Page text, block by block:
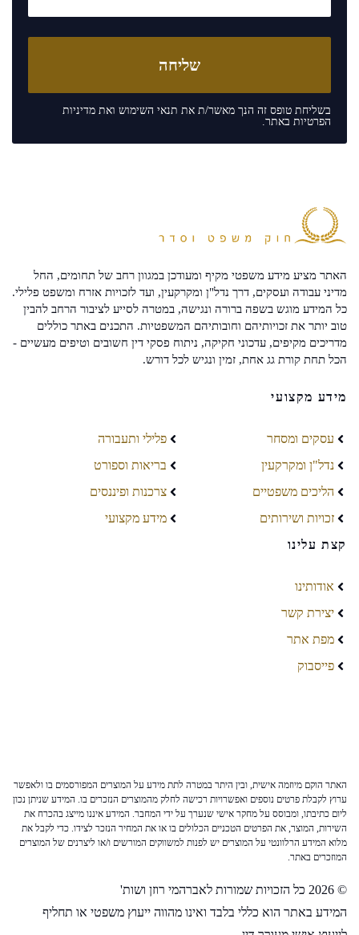
בשליחת טופס זה הנך מאשר/ת את תנאי השימוש ואת מדיניות
הפרטיות באתר.
האתר מציע מידע משפטי מקיף ומעודכן במגוון רחב של תחומים, החל
מדיני עבודה ועסקים, דרך נדל"ן ומקרקעין, ועד לזכויות אזרח ומשפט פלילי.
כל המידע מוגש בשפה ברורה ונגישה, במטרה לסייע לציבור הרחב להבין
טוב יותר את זכויותיהם וחובותיהם המשפטיות. התכנים באתר כוללים
מדריכים מקיפים, עדכוני חקיקה, ניתוח פסקי דין חשובים וטיפים מעשיים -
הכל תחת קורת גג אחת, זמין ונגיש לכל דורש.
מידע מקצועי
עסקים ומסחר
נדל"ן ומקרקעין
הליכים משפטיים
זכויות ושירותים
פלילי ותעבורה
בריאות וספורט
צרכנות ופיננסים
מידע מקצועי
קצת עלינו
אודותינו
יצירת קשר
מפת אתר
פייסבוק
האתר הוקם מיוזמה אישית, ובין היתר במטרה לתת מידע על המוצרים המפורסמים בו ולאפשר
ערוץ לקבלת פרטים נוספים ואפשרויות רכישה לחלק מהמוצרים הנזכרים בו. המידע שניתן נכון
ליום כתיבתו, ומבוסס על מחקר אישי שנערך על ידי המחבר. המידע איננו מייצג בהכרח את
השירות, המוצר, את הפרטים הטכניים הכלולים בו או את המחיר הנזכר לצידו. כדי לקבל את
מלוא המידע הרלוונטי על המוצרים יש לפנות למשווקים המורשים ו/או ליצרנים של המוצרים
המוזכרים באתר.
© 2026 כל הזכויות שמורות לאברהמי רוזן ושות'
המידע באתר הוא כללי בלבד ואינו מהווה ייעוץ משפטי או תחליף